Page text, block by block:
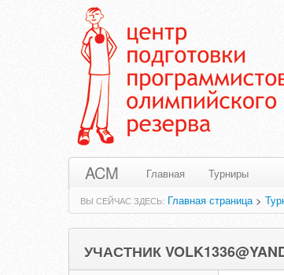
ACM Главная Турниры
ВЫ СЕЙЧАС ЗДЕСЬ: Главная страница>
УЧАСТНИК